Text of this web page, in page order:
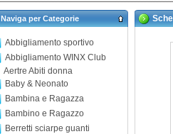
Naviga per Categorie
Abbigliamento sportivo
Abbigliamento WINX Club
Aertre Abiti donna
Baby & Neonato
Bambina e Ragazza
Bambino e Ragazzo
Berretti sciarpe guanti